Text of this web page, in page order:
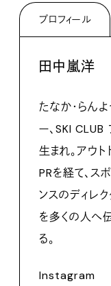
プロフィール
田中嵐洋
たなか・らんよ
ー、SKI CLUB
生まれ。アウ
PRを経て、ス
ンスのディレ
を多くの人へ
る。
Instagram